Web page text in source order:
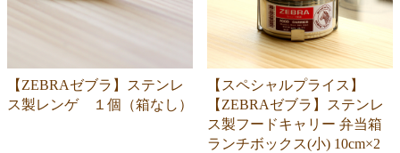
【ZEBRAゼブラ】ステンレ
ス製レンゲ １個（箱なし）
【スペシャルプライス】
【ZEBRAゼブラ】ステンレ
ス製フードキャリー 弁当箱
ランチボックス(小) 10cm×2